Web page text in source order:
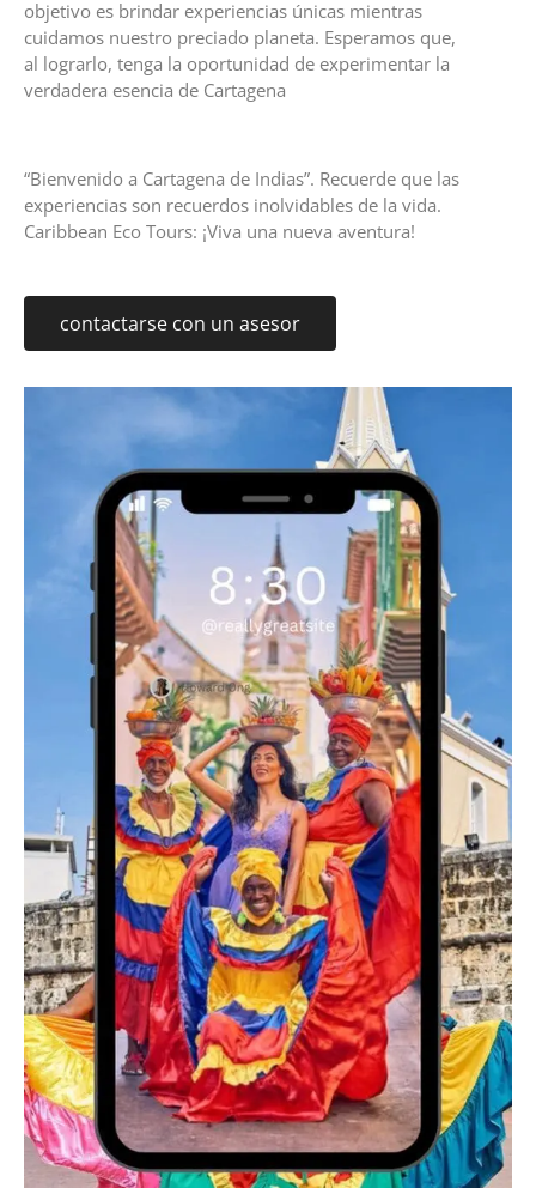
objetivo es brindar experiencias únicas mientras
cuidamos nuestro preciado planeta. Esperamos que,
al lograrlo, tenga la oportunidad de experimentar la
verdadera esencia de Cartagena
“Bienvenido a Cartagena de Indias”. Recuerde que las
experiencias son recuerdos inolvidables de la vida.
Caribbean Eco Tours: ¡Viva una nueva aventura!
contactarse con un asesor